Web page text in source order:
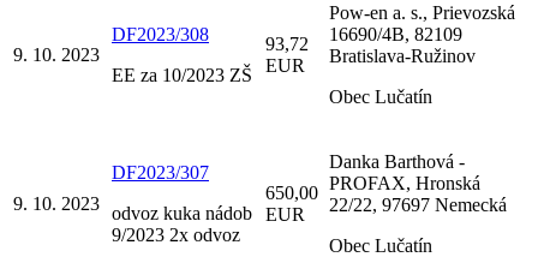
9. 10. 2023
DF2023/308
EE za 10/2023 ZŠ
93,72
EUR
Pow-en a. s., Prievozská
16690/4B, 82109
Bratislava-Ružinov
Obec Lučatín
9. 10. 2023
DF2023/307
odvoz kuka nádob
9/2023 2x odvoz
650,00
EUR
Danka Barthová -
PROFAX, Hronská
22/22, 97697 Nemecká
Obec Lučatín